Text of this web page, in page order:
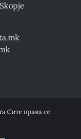
Сите права се